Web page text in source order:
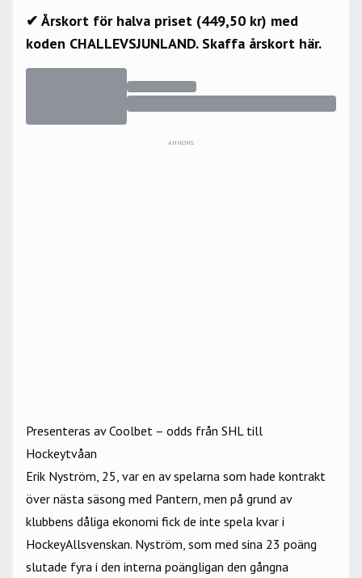
✔ Årskort för halva priset (449,50 kr) med
koden CHALLEVSJUNLAND. Skaffa årskort här.
ANNONS
Presenteras av Coolbet – odds från SHL till
Hockeytvåan
Erik Nyström, 25, var en av spelarna som hade kontrakt
över nästa säsong med Pantern, men på grund av
klubbens dåliga ekonomi fick de inte spela kvar i
HockeyAllsvenskan. Nyström, som med sina 23 poäng
slutade fyra i den interna poängligan den gångna